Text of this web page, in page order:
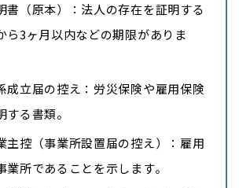
書（原本）：法人の存在を証明する
ら3ヶ月以内などの期限がありま
成立届の控え：労災保険や雇用保険
る書類。
主控（事業所設置届の控え）：雇用
業所であることを示します。